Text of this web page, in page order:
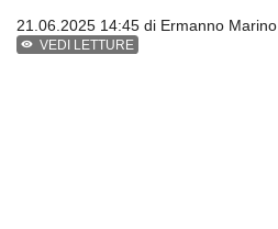
21.06.2025 14:45 di Ermanno Marino
VEDI LETTURE